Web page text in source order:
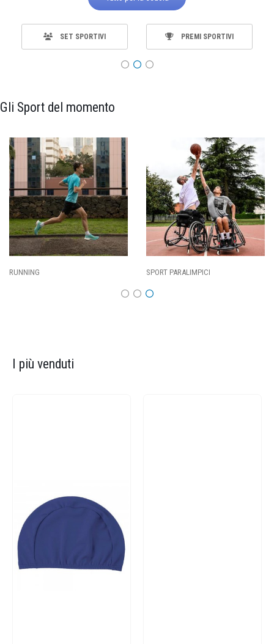
SET SPORTIVI PREMI SPORTIVI
Gli Sport del momento
CALCIO
I più venduti